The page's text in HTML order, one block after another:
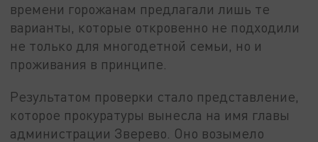
времени горожанам предлагали лишь те
варианты, которые откровенно не подходили
не только для многодетной семьи, но и
проживания в принципе.
Результатом проверки стало представление,
которое прокуратуры вынесла на имя главы
администрации Зверево. Оно возымело